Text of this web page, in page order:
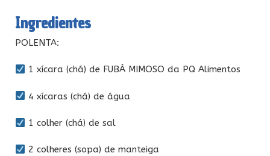
Ingredientes
POLENTA:
1 xícara (chá) de FUBÁ MIMOSO da PQ Alimentos
4 xícaras (chá) de água
1 colher (chá) de sal
2 colheres (sopa) de manteiga